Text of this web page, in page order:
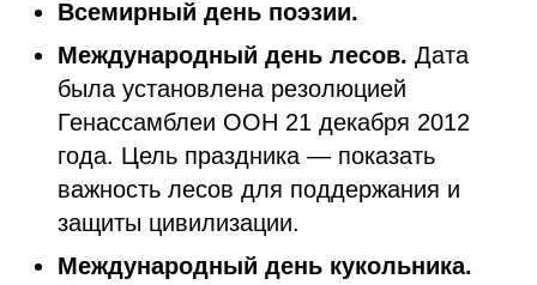
Всемирный день поэзии.
Международный день лесов. Дата
была установлена резолюцией
Генассамблеи ООН 21 декабря 2012
года. Цель праздника — показать
важность лесов для поддержания и
защиты цивилизации.
Международный день кукольника.